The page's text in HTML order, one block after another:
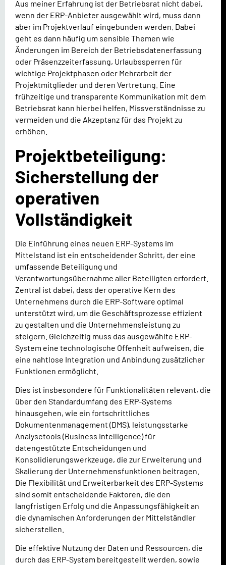
Aus meiner Erfahrung ist der Betriebsrat nicht dabei,
wenn der ERP-Anbieter ausgewählt wird, muss dann
aber im Projektverlauf eingebunden werden. Dabei
geht es dann häufig um sensible Themen wie
Änderungen im Bereich der Betriebsdatenerfassung
oder Präsenzzeiterfassung, Urlaubssperren für
wichtige Projektphasen oder Mehrarbeit der
Projektmitglieder und deren Vertretung. Eine
frühzeitige und transparente Kommunikation mit dem
Betriebsrat kann hierbei helfen, Missverständnisse zu
vermeiden und die Akzeptanz für das Projekt zu
erhöhen.
Projektbeteiligung:
Sicherstellung der
operativen
Vollständigkeit
Die Einführung eines neuen ERP-Systems im
Mittelstand ist ein entscheidender Schritt, der eine
umfassende Beteiligung und
Verantwortungsübernahme aller Beteiligten erfordert.
Zentral ist dabei, dass der operative Kern des
Unternehmens durch die ERP-Software optimal
unterstützt wird, um die Geschäftsprozesse effizient
zu gestalten und die Unternehmensleistung zu
steigern. Gleichzeitig muss das ausgewählte ERP-
System eine technologische Offenheit aufweisen, die
eine nahtlose Integration und Anbindung zusätzlicher
Funktionen ermöglicht.
Dies ist insbesondere für Funktionalitäten relevant, die
über den Standardumfang des ERP-Systems
hinausgehen, wie ein fortschrittliches
Dokumentenmanagement (DMS), leistungsstarke
Analysetools (Business Intelligence) für
datengestützte Entscheidungen und
Konsolidierungswerkzeuge, die zur Erweiterung und
Skalierung der Unternehmensfunktionen beitragen.
Die Flexibilität und Erweiterbarkeit des ERP-Systems
sind somit entscheidende Faktoren, die den
langfristigen Erfolg und die Anpassungsfähigkeit an
die dynamischen Anforderungen der Mittelständler
sicherstellen.
Die effektive Nutzung der Daten und Ressourcen, die
durch das ERP-System bereitgestellt werden, sowie